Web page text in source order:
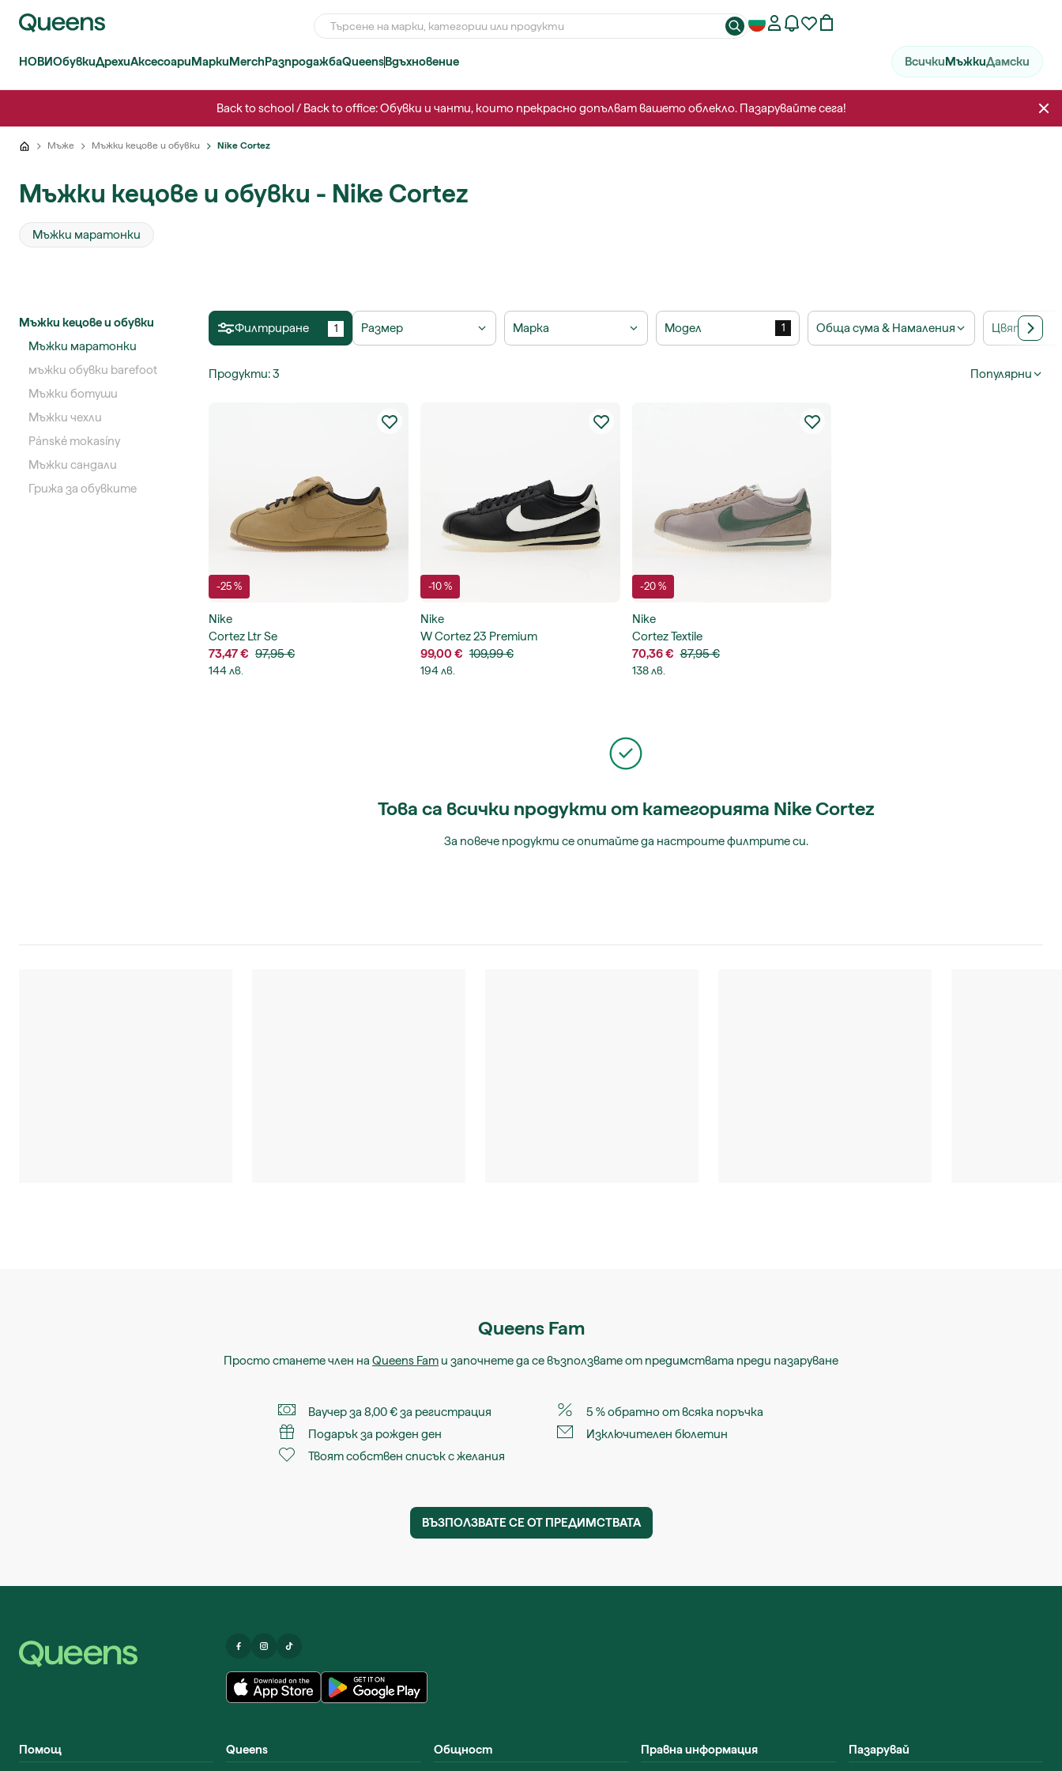
НОВИОбувкиДрехиАксесоариМаркиMerchРазпродажбаQueensВдъхновение ВсичкиМъжкиДамски
Back to school / Back to office: Обувки и чанти, които прекрасно допълват вашето облекло. Пазарувайте сега!
Мъже Мъжки кецове и обувки Nike Cortez
Мъжки кецове и обувки - Nike Cortez
Мъжки маратонки
Мъжки кецове и обувки
Мъжки маратонки
мъжки обувки barefoot
Мъжки ботуши
Мъжки чехли
Pánské mokasíny
Мъжки сандали
Грижа за обувките
Филтриране 1 Размер Марка Модел 1 Обща сума & Намаления Цвят
Продукти:3 Популярни
-25 %
Nike
Cortez Ltr Se
73,47 € 97,95 €
144 лв.
-10 %
Nike
W Cortez 23 Premium
99,00 € 109,99 €
194 лв.
-20 %
Nike
Cortez Textile
70,36 € 87,95 €
138 лв.
Това са всички продукти от категорията Nike Cortez
За повече продукти се опитайте да настроите филтрите си.
Queens Fam
Просто станете член на Queens Fam и започнете да се възползвате от предимствата преди пазаруване
Ваучер за 8,00 € за регистрация
5 % обратно от всяка поръчка
Подарък за рожден ден
Изключителен бюлетин
Твоят собствен списък с желания
ВЪЗПОЛЗВАТЕ СЕ ОТ ПРЕДИМСТВАТА
Помощ Queens Общност Правна информация Пазарувай